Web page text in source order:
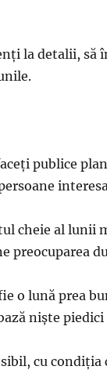
la detalii, să
publice
cheie al lunii
preocuparea
o lună prea
nişte
cu